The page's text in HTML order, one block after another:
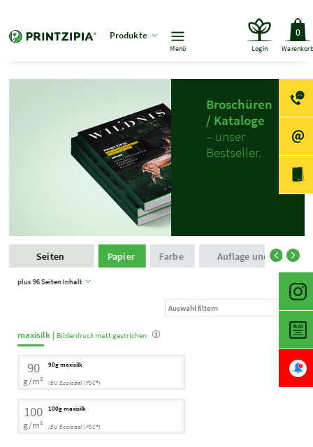
Produkte
Menü Login
0
Broschüren
/ Kataloge
– unser
Bestseller.
Seiten
plus 96 Seiten Inhalt
Papier Farbe Auflage und
maxisilk | Bilderdruck matt gestrichen
90
g/m²
90g maxisilk
(EU Ecolabel | FSC®)
100
g/m²
100g maxisilk
(EU Ecolabel | FSC®)